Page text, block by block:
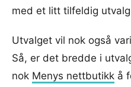
med et litt tilfeldig
Utvalget vil nok også
Så, er det bredde i
nok Menys nettbutikk å